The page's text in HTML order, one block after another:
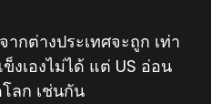
กต่างประเทศจะถูก เท่า
งเองไม่ได้ แต่ US อ่อน
ลก เช่นกัน